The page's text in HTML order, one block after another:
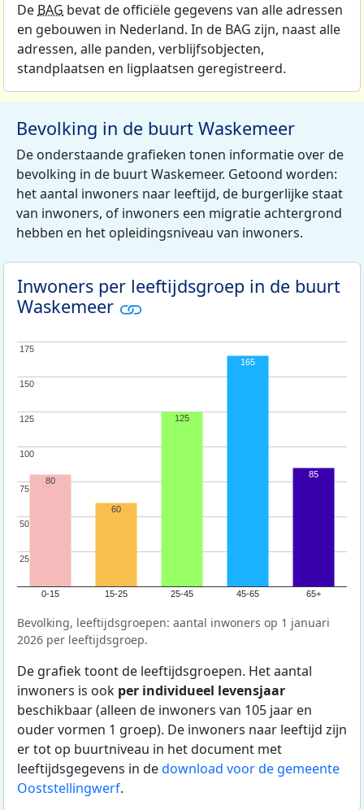
DeBAG bevat de officiële gegevens van alle adressen
en gebouwen in Nederland. In de BAG zijn, naast alle
adressen, alle panden, verblijfsobjecten,
standplaatsen en ligplaatsen geregistreerd.
Bevolking in de buurt Waskemeer
De onderstaande grafieken tonen informatie over de
bevolking in de buurt Waskemeer. Getoond worden:
het aantal inwoners naar leeftijd, de burgerlijke staat
van inwoners, of inwoners een migratie achtergrond
hebben en het opleidingsniveau van inwoners.
Inwoners per leeftijdsgroep in de buurt
Waskemeer
0-15 15-25 25-45 45-65 65+
25
25
50
50
75
75
100
100
125
125
150
150
175
175
80
60
125
165
85
Bevolking, leeftijdsgroepen: aantal inwoners op 1 januari
2026 per leeftijdsgroep.
De grafiek toont de leeftijdsgroepen. Het aantal
inwoners is ook per individueel levensjaar
beschikbaar (alleen de inwoners van 105 jaar en
ouder vormen 1 groep). De inwoners naar leeftijd zijn
er tot op buurtniveau in het document met
leeftijdsgegevens in dedownload voor de gemeente
Ooststellingwerf.